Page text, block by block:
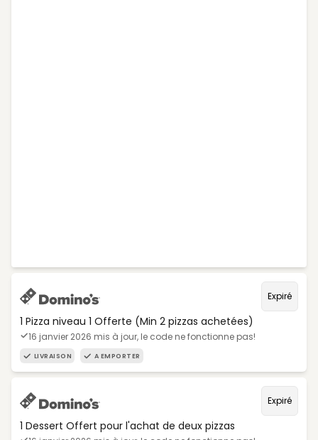
Expiré
1 Pizza niveau 1 Offerte (Min 2 pizzas achetées)
16 janvier 2026 mis à jour, le code ne fonctionne pas!
LIVRAISON A EMPORTER
Expiré
1 Dessert Offert pour l'achat de deux pizzas